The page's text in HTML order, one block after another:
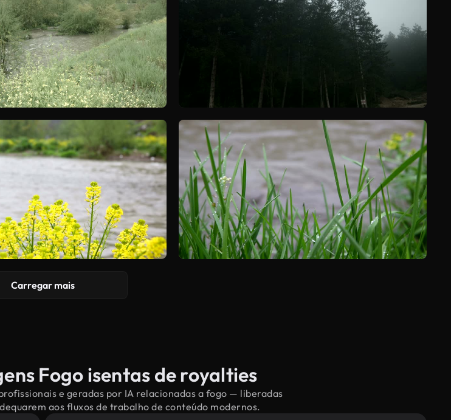
Carregar mais
Fogo isentas de royalties
e geradas por IA relacionadas a fogo — liberadas
aos fluxos de trabalho de conteúdo modernos.